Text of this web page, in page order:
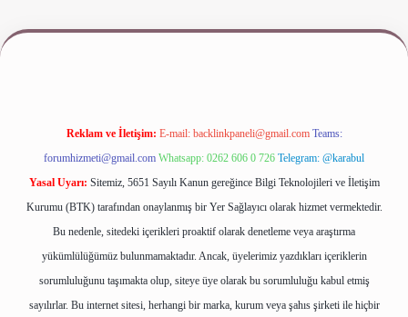
www.betexper.xyz/
Reklam ve İletişim: E-mail: backlinkpaneli@gmail.com Teams:
forumhizmeti@gmail.com Whatsapp: 0262 606 0 726 Telegram: @karabul
Yasal Uyarı: Sitemiz, 5651 Sayılı Kanun gereğince Bilgi Teknolojileri ve İletişim
Kurumu (BTK) tarafından onaylanmış bir Yer Sağlayıcı olarak hizmet vermektedir.
Bu nedenle, sitedeki içerikleri proaktif olarak denetleme veya araştırma
yükümlülüğümüz bulunmamaktadır. Ancak, üyelerimiz yazdıkları içeriklerin
sorumluluğunu taşımakta olup, siteye üye olarak bu sorumluluğu kabul etmiş
sayılırlar. Bu internet sitesi, herhangi bir marka, kurum veya şahıs şirketi ile hiçbir